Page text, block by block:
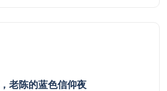
老陈的蓝色信仰夜